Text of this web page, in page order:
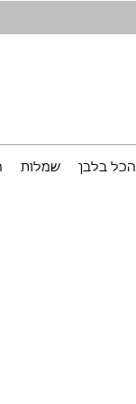
הכל בלבן שמלות